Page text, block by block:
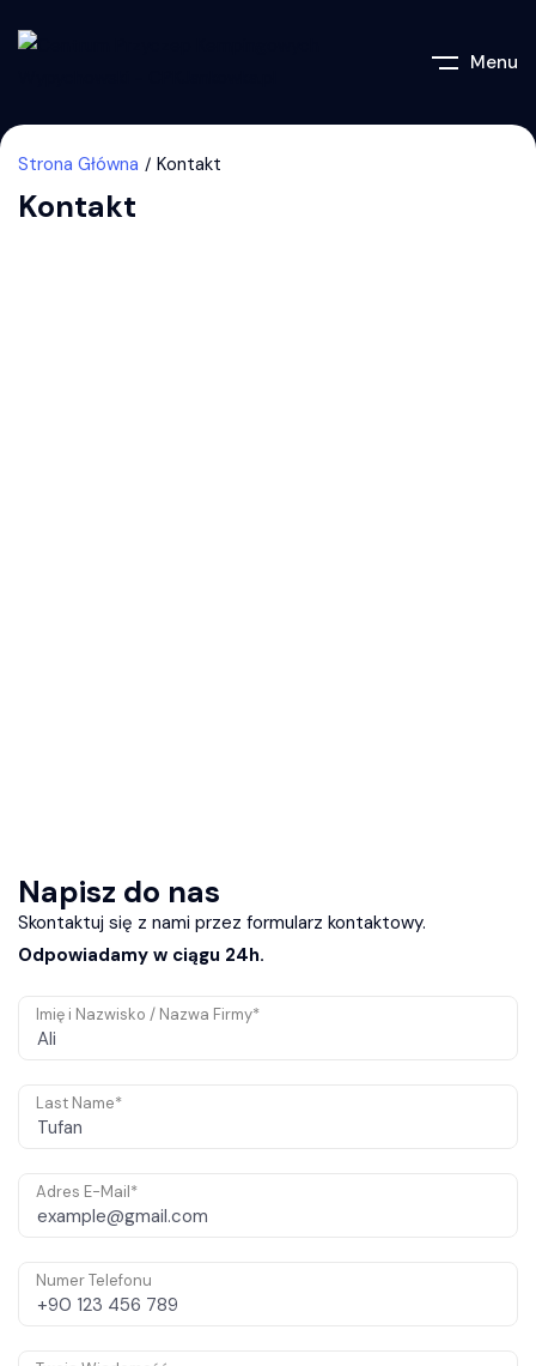
Menu
Strona Główna Kontakt
Kontakt
Napisz do nas
Skontaktuj się z nami przez formularz kontaktowy.
Odpowiadamy w ciągu 24h.
Imię i Nazwisko / Nazwa Firmy*
Last Name*
Adres E-Mail*
Numer Telefonu